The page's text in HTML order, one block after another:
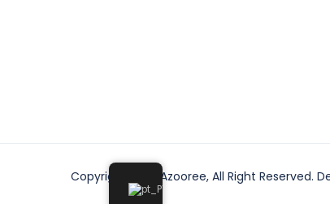
Copyright 2022 Azooree, All Right Reserved.